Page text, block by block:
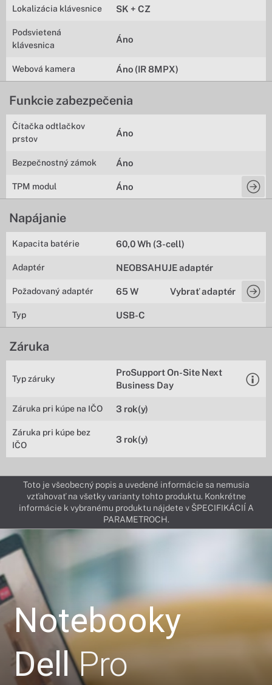
Lokalizácia klávesnice SK + CZ
Podsvietená
klávesnica
Áno
Webová kamera Áno (IR 8MPX)
Funkcie zabezpečenia
Čítačka odtlačkov
prstov
Áno
Bezpečnostný zámok Áno
TPM modul Áno
Napájanie
Kapacita batérie 60,0 Wh (3-cell)
Adaptér NEOBSAHUJE adaptér
Požadovaný adaptér 65 W Vybrať adaptér
Typ USB-C
Záruka
Typ záruky
ProSupport On-Site Next
Business Day
Záruka pri kúpe na IČO 3 rok(y)
Záruka pri kúpe bez
IČO
3 rok(y)
Toto je všeobecný popis a uvedené informácie sa nemusia
vzťahovať na všetky varianty tohto produktu. Konkrétne
informácie k vybranému produktu nájdete v ŠPECIFIKÁCIÍ A
PARAMETROCH.
Notebooky
DellPro